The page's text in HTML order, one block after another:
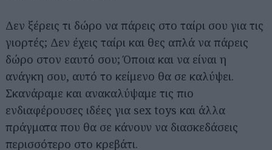
Δεν ξέρεις τι δώρο να πάρεις στο ταίρι σου για τις
γιορτές; Δεν έχεις ταίρι και θες απλά να πάρεις
δώρο στον εαυτό σου; Όποια και να είναι η
ανάγκη σου, αυτό το κείμενο θα σε καλύψει.
Σκανάραμε και ανακαλύψαμε τις πιο
ενδιαφέρουσες ιδέες για sex toys και άλλα
πράγματα που θα σε κάνουν να διασκεδάσεις
περισσότερο στο κρεβάτι.